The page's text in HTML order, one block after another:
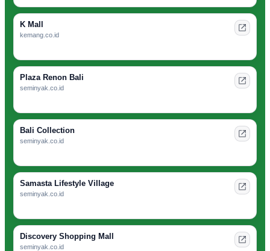
K Mall
kemang.co.id
Plaza Renon Bali
seminyak.co.id
Bali Collection
seminyak.co.id
Samasta Lifestyle Village
seminyak.co.id
Discovery Shopping Mall
seminyak.co.id